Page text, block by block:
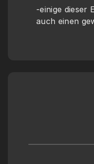
-einige dieser
auch einen